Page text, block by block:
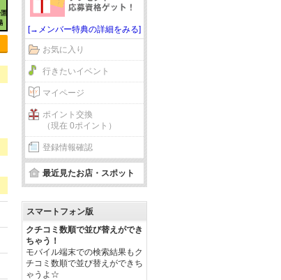
[→メンバー特典の詳細をみる]
お気に入り
行きたいイベント
マイページ
ポイント交換
（現在 0ポイント）
登録情報確認
最近見たお店・スポット
スマートフォン版
クチコミ数順で並び替えができ
ちゃう！
モバイル端末での検索結果もク
チコミ数順で並び替えができち
ゃうよ☆